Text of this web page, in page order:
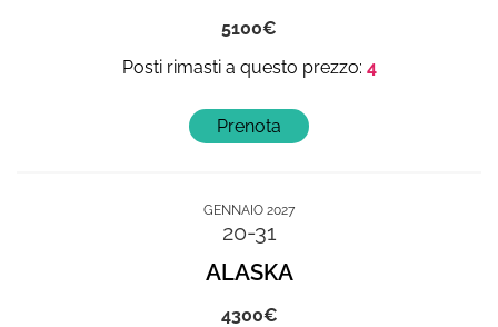
5100
4
GENNAIO 2027
20-31
ALASKA
4300